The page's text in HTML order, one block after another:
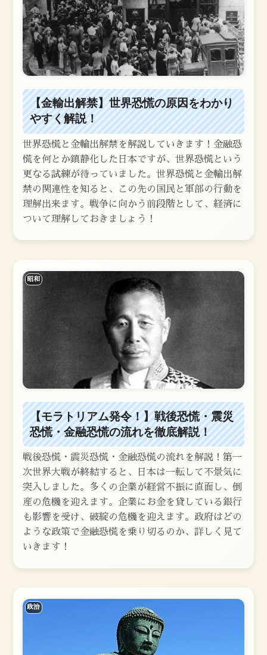
【金輸出解禁】世界恐慌の原因をわかり
やすく解説！
世界恐慌と金輸出解禁を解説していきます！金融恐
慌を何とか鎮静化した日本ですが、世界恐慌という
更なる試練が待っていました。世界恐慌と金輸出解
禁の関連性を知ると、この先の国民と軍部の行動を
理解出来ます。戦争に向かう前段階として、経済に
ついて理解しておきましょう！
昭和
【モラトリアム発令！】戦後恐慌・震災
恐慌・金融恐慌の流れを徹底解説！
戦後恐慌・震災恐慌・金融恐慌の流れを解説！第一
次世界大戦が終結すると、日本は一転して不景気に
突入しました。多くの企業が経営不振に直面し、倒
産の危機を迎えます。企業にお金を貸している銀行
も影響を受け、破綻の危機を迎えます。政府はどの
ような政策で金融恐慌を乗り切るのか、詳しく見て
いきます！
政治